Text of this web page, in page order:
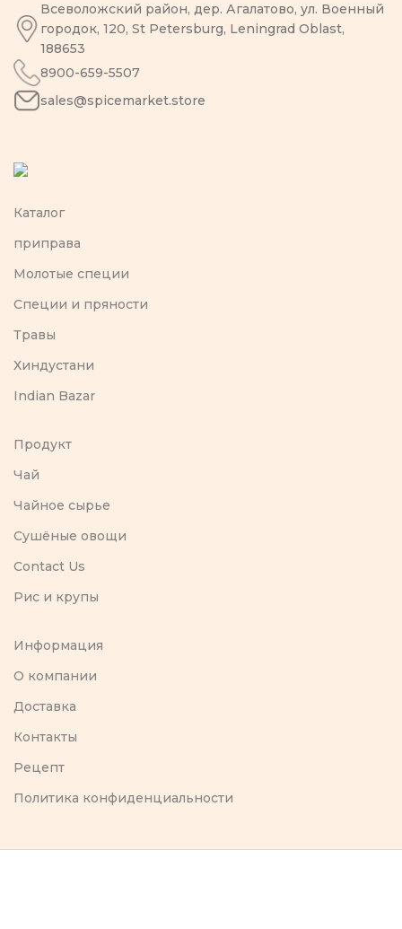
Всеволожский район, дер. Агалатово, ул. Военный
городок, 120, St Petersburg, Leningrad Oblast,
188653
8900-659-5507
sales@spicemarket.store
Каталог
приправа
Молотые специи
Специи и пряности
Травы
Хиндустани
Indian Bazar
Продукт
Чай
Чайное сырье
Сушёные овощи
Contact Us
Рис и крупы
Информация
O компании
Доставка
Контакты
Рецепт
Политика конфиденциальности